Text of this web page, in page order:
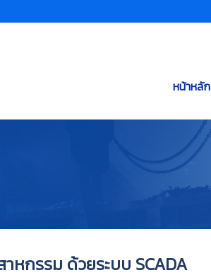
หน้าหลัก
กรรม ด้วยระบบ SCADA